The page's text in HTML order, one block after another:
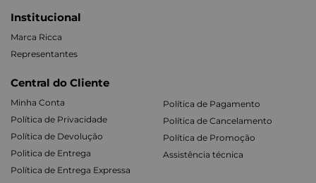
Institucional
Marca Ricca
Representantes
Central do Cliente
Minha Conta
Política de Privacidade
Política de Devolução
Politica de Entrega
Política de Entrega Expressa
Política de Pagamento
Política de Cancelamento
Política de Promoção
Assistência técnica